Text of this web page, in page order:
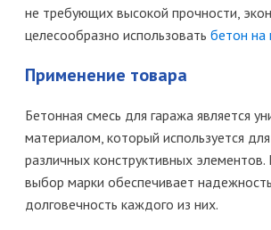
не требующих высокой прочности,
целесообразно использовать бетон на
Применение товара
Бетонная смесь для гаража является
материалом, который используется
различных конструктивных
выбор марки обеспечивает
долговечность каждого из них.